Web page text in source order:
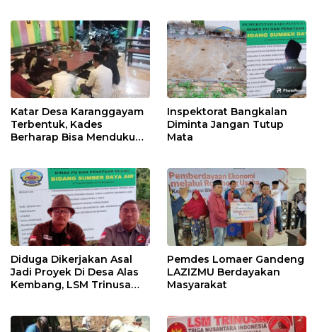
Katar Desa Karanggayam
Terbentuk, Kades
Berharap Bisa Mendukung
Inspektorat Bangkalan
Diminta Jangan Tutup
Mata
Diduga Dikerjakan Asal
Jadi Proyek Di Desa Alas
Kembang, LSM Trinusa
Pemdes Lomaer Gandeng
LAZIZMU Berdayakan
Masyarakat